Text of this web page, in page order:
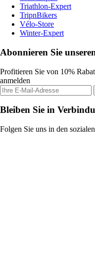
Triathlon-Expert
TripnBikers
Vélo-Store
Winter-Expert
Abonnieren Sie
Profitieren Sie von 10%
anmelden
Bleiben Sie in
Folgen Sie uns in den